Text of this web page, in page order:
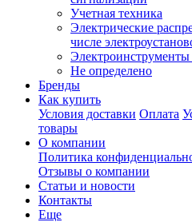
Учетная техника
Электрические
числе
Электроинструменты
Не определено
Бренды
Как купить
Условия доставки Оплата
товары
О компании
Политика
Отзывы о компании
Статьи и новости
Контакты
Еще